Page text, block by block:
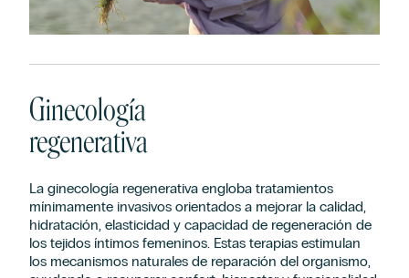
Ginecología
regenerativa
La ginecología regenerativa engloba tratamientos
mínimamente invasivos orientados a mejorar la calidad,
hidratación, elasticidad y capacidad de regeneración de
los tejidos íntimos femeninos. Estas terapias estimulan
los mecanismos naturales de reparación del organismo,